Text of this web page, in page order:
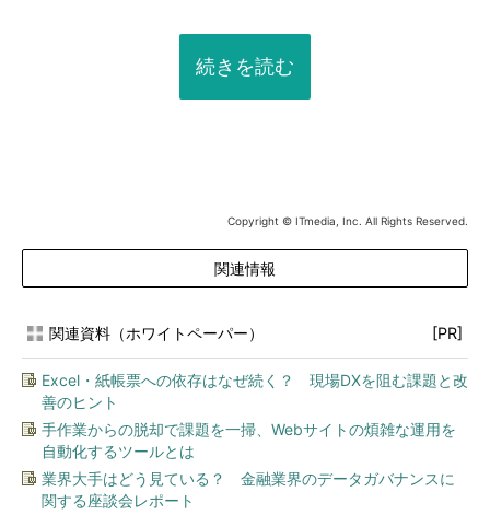
続きを読む
Copyright © ITmedia, Inc. All Rights Reserved.
関連情報
関連資料（ホワイトペーパー） [PR]
Excel・紙帳票への依存はなぜ続く？ 現場DXを阻む課題と改
善のヒント
手作業からの脱却で課題を一掃、Webサイトの煩雑な運用を
自動化するツールとは
業界大手はどう見ている？ 金融業界のデータガバナンスに
関する座談会レポート